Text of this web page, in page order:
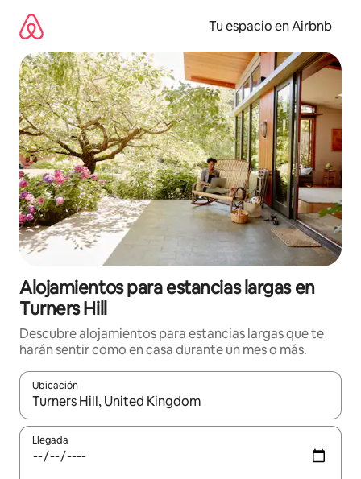
contenido
Tu espacio en Airbnb
Alojamientos para estancias largas en
Turners Hill
Descubre alojamientos para estancias largas que te
harán sentir como en casa durante un mes o más.
Ubicación
Cuando los resultados estén disponibles, podrás navegar
Llegada